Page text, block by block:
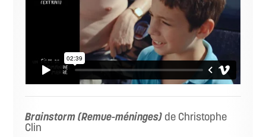
Brainstorm (Remue-méninges) de Christophe
Clin